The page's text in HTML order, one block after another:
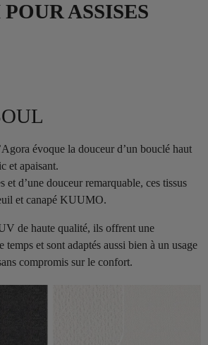
ASSISES
évoque la douceur d’un bouclé haut
et apaisant.
et d’une douceur remarquable, ces tissus
et canapé KUUMO.
de haute qualité, ils offrent une
temps et sont adaptés aussi bien à un usage
compromis sur le confort.